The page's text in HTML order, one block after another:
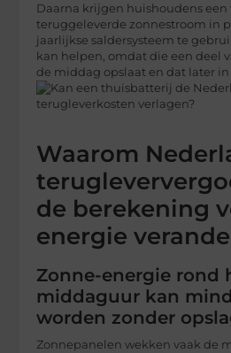
Daarna krijgen huishoudens een
teruggeleverde zonnestroom in
jaarlijkse saldersysteem te
kan helpen, omdat die een deel
de middag opslaat en dat later
Waarom
de berekening
energie
Zonne-energie rond
middaguur kan
worden zonder
Zonnepanelen wekken vaak de